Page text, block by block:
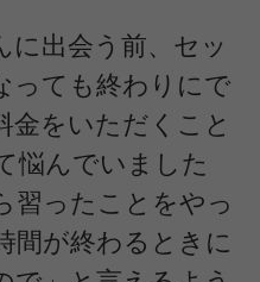
出会う前、セッ
っても終わりにで
金をいただくこと
悩んでいました
習ったことをやっ
間が終わるときに